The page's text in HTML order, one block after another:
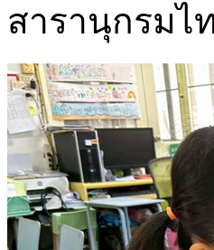
สารานุกรมไ